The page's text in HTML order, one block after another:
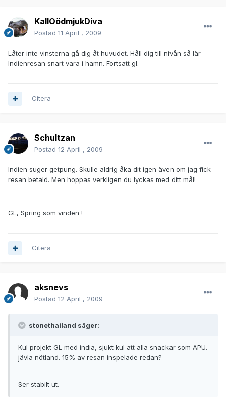
KallOödmjukDiva
Postad 11 April , 2009
Låter inte vinsterna gå dig åt huvudet. Håll dig till nivån så lär
Indienresan snart vara i hamn. Fortsatt gl.
Citera
Schultzan
Postad 12 April , 2009
Indien suger getpung. Skulle aldrig åka dit igen även om jag fick
resan betald. Men hoppas verkligen du lyckas med ditt mål!
GL, Spring som vinden !
Citera
aksnevs
Postad 12 April , 2009
stonethailand säger:
Kul projekt GL med india, sjukt kul att alla snackar som APU.
jävla nötland. 15% av resan inspelade redan?
Ser stabilt ut.